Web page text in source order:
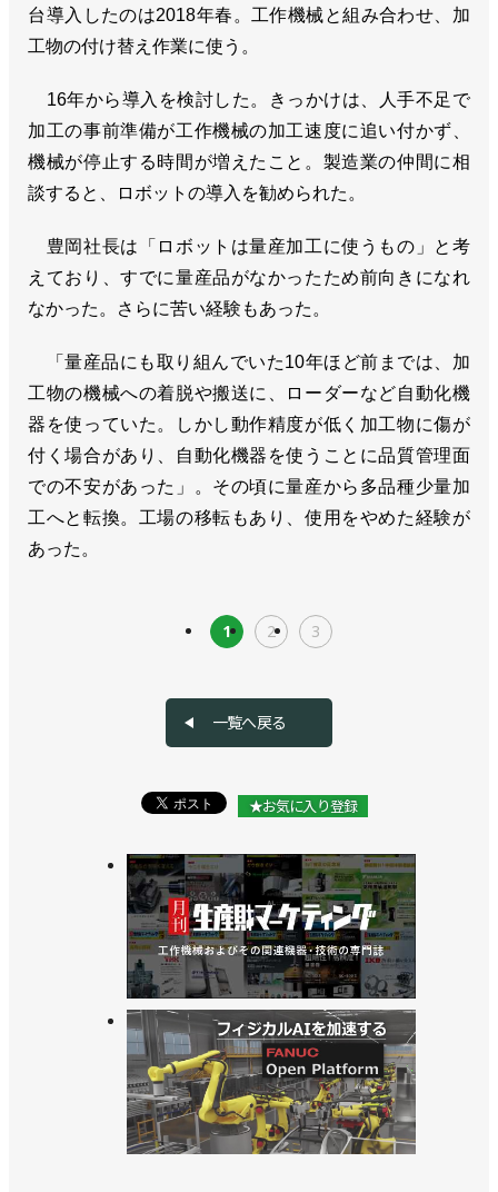
台導入したのは2018年春。工作機械と組み合わせ、加
工物の付け替え作業に使う。
16年から導入を検討した。きっかけは、人手不足で
加工の事前準備が工作機械の加工速度に追い付かず、
機械が停止する時間が増えたこと。製造業の仲間に相
談すると、ロボットの導入を勧められた。
豊岡社長は「ロボットは量産加工に使うもの」と考
えており、すでに量産品がなかったため前向きになれ
なかった。さらに苦い経験もあった。
「量産品にも取り組んでいた10年ほど前までは、加
工物の機械への着脱や搬送に、ローダーなど自動化機
器を使っていた。しかし動作精度が低く加工物に傷が
付く場合があり、自動化機器を使うことに品質管理面
での不安があった」。その頃に量産から多品種少量加
工へと転換。工場の移転もあり、使用をやめた経験が
あった。
1 2 3
一覧へ戻る
★お気に入り登録